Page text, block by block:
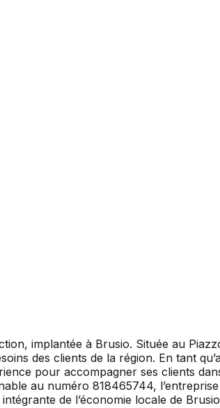
implantée à Brusio. Située au
des clients de la région. En tant
pour accompagner ses clients
au numéro 818465744,
de l’économie locale de